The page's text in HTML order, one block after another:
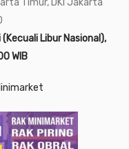
Libur Nasional),
WIB